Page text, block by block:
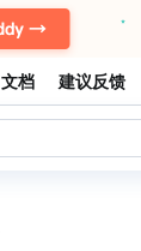
文档 建议反馈